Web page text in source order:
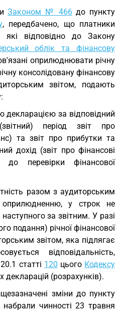
Законом № 466до пункту
, передбачено, що платники
які відповідно до Закону
облік та фінансову
оприлюднювати річну
консолідовану фінансову
звітом, подають
декларацією за відповідний
період звіт про
та звіт про прибутки та
дохід (звіт про фінансові
до перевірки фінансової
разом з аудиторським
оприлюдненню, у строк не
за звітним. У разі
подання) річної фінансової
звітом, яка підлягає
відповідальність,
статті 120 цього Кодексу
(розрахунків).
зміни до пункту
набрали чинності 23 травня